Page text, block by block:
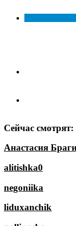
Сейчас смотрят:
Анастасия
alitishka0
negoniika
liduxanchik